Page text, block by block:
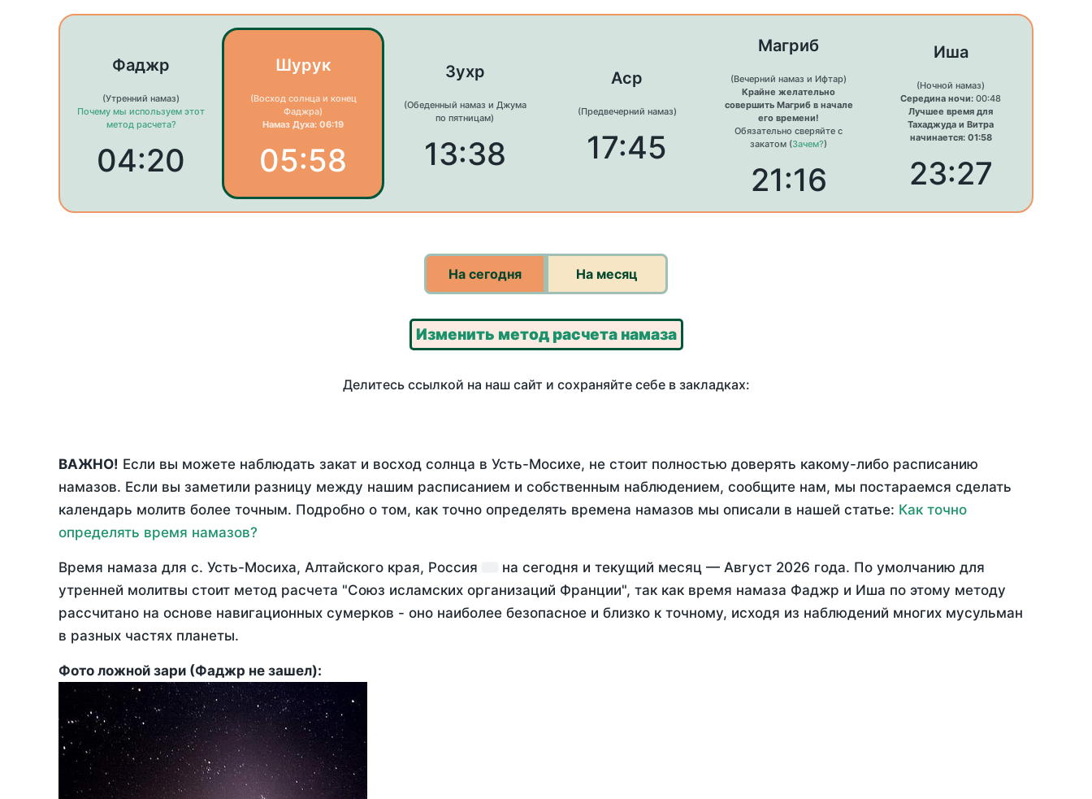
Фаджр
(Утренний намаз)
Почему мы используем этот
метод расчета?
04:20
Шурук
(Восход солнца и конец
Фаджра)
Намаз Духа: 06:19
05:58
Зухр
(Обеденный намаз и Джума
по пятницам)
13:38
Аср
(Предвечерний намаз)
17:45
Магриб
(Вечерний намаз и Ифтар)
Крайне желательно
совершить Магриб в начале
его времени!
Обязательно сверяйте с
закатом (Зачем?)
21:16
Иша
(Ночной намаз)
Середина ночи: 00:48
Лучшее время для
Тахаджуда и Витра
начинается: 01:58
23:27
На сегодня На месяц
Изменить метод расчета намаза
Делитесь ссылкой на наш сайт и сохраняйте себе в закладках:
ВАЖНО! Если вы можете наблюдать закат и восход солнца в Усть-Мосихе, не стоит полностью доверять какому-либо расписанию
намазов. Если вы заметили разницу между нашим расписанием и собственным наблюдением, сообщите нам, мы постараемся сделать
календарь молитв более точным. Подробно о том, как точно определять времена намазов мы описали в нашей статье: Как точно
определять время намазов?
Время намаза для с. Усть-Мосиха, Алтайского края, Россия на сегодня и текущий месяц — Август 2026 года. По умолчанию для
утренней молитвы стоит метод расчета "Союз исламских организаций Франции", так как время намаза Фаджр и Иша по этому методу
рассчитано на основе навигационных сумерков - оно наиболее безопасное и близко к точному, исходя из наблюдений многих мусульман
в разных частях планеты.
Фото ложной зари (Фаджр не зашел):